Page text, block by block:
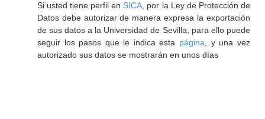
Si usted tiene perfil en SICA , por la Ley de Protección de
Datos debe autorizar de manera expresa la exportación
de sus datos a la Universidad de Sevilla, para ello puede
seguir los pasos que le indica esta página , y una vez
autorizado sus datos se mostrarán en unos días